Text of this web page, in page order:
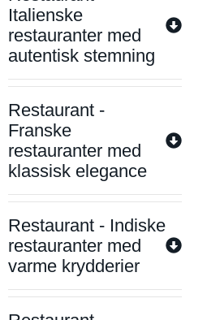
Italienske
restauranter med
autentisk stemning
Restaurant -
Franske
restauranter med
klassisk elegance
Restaurant - Indiske
restauranter med
varme krydderier